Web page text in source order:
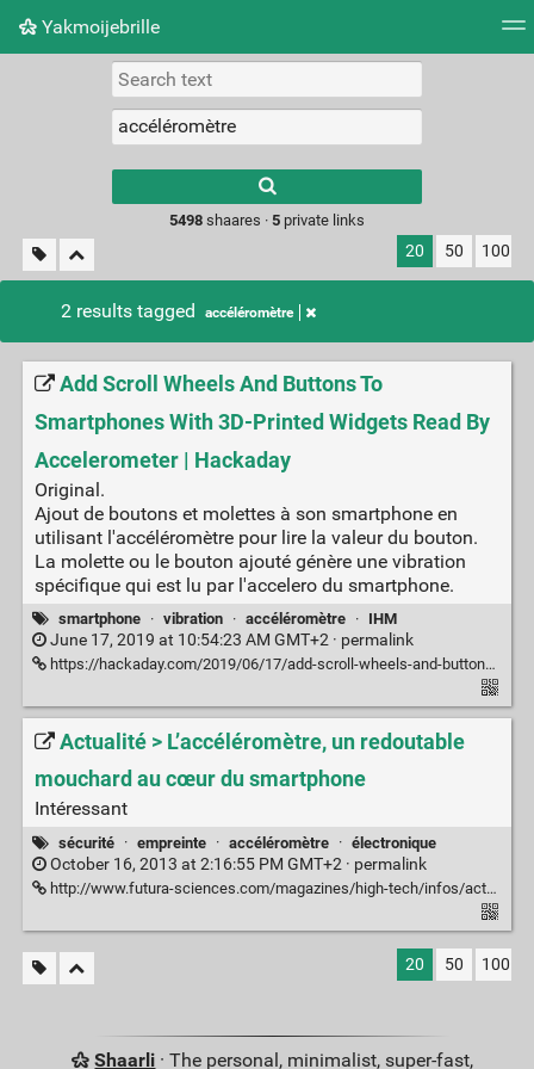
Yakmoijebrille
Picture wall
results.
5498shaares · 5private links
20 50 100
2 results tagged accéléromètre
Add Scroll Wheels And Buttons To
Smartphones With 3D-Printed Widgets Read By
Accelerometer | Hackaday
Original.
Ajout de boutons et molettes à son smartphone en
utilisant l'accéléromètre pour lire la valeur du bouton.
La molette ou le bouton ajouté génère une vibration
spécifique qui est lu par l'accelero du smartphone.
smartphone · vibration · accéléromètre · IHM
June 17, 2019 at 10:54:23 AM GMT+2 · permalink
https://hackaday.com/2019/06/17/add-scroll-wheels-and-buttons-to-smartphones-with-3d-printed-widgets-read-by-accelerometer/
Actualité > L’accéléromètre, un redoutable
mouchard au cœur du smartphone
Intéressant
sécurité · empreinte · accéléromètre · électronique
October 16, 2013 at 2:16:55 PM GMT+2 · permalink
http://www.futura-sciences.com/magazines/high-tech/infos/actu/d/electronique-accelerometre-redoutable-mouchard-coeur-smartphone-49625/
20 50 100
Shaarli · The personal, minimalist, super-fast,